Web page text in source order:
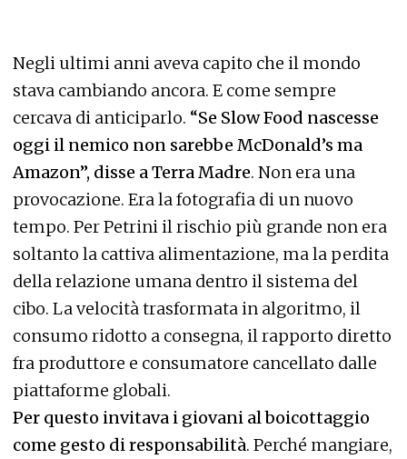
Negli ultimi anni aveva capito che il mondo
stava cambiando ancora. E come sempre
cercava di anticiparlo. “Se Slow Food nascesse
oggi il nemico non sarebbe McDonald’s ma
Amazon”, disse a Terra Madre. Non era una
provocazione. Era la fotografia di un nuovo
tempo. Per Petrini il rischio più grande non era
soltanto la cattiva alimentazione, ma la perdita
della relazione umana dentro il sistema del
cibo. La velocità trasformata in algoritmo, il
consumo ridotto a consegna, il rapporto diretto
fra produttore e consumatore cancellato dalle
piattaforme globali.
Per questo invitava i giovani al boicottaggio
come gesto di responsabilità. Perché mangiare,